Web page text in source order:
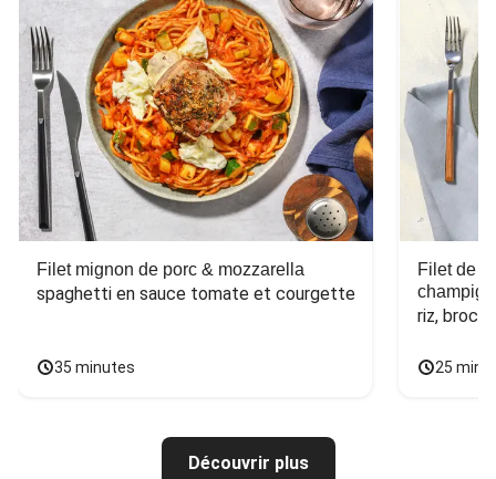
Filet mignon de porc & mozzarella
spaghetti en sauce tomate et courgette
35 minutes
Filet de
riz,
25
Découvrir plus